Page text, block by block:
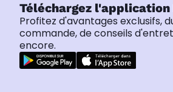
Téléchargez l'application
Profitez d'avantages exclusifs,
commande, de conseils
encore.